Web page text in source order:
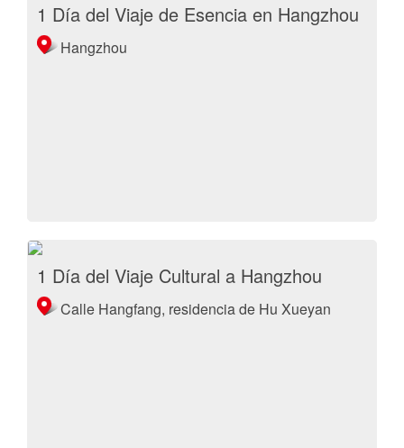
1 Día del Viaje de Esencia en Hangzhou
Hangzhou
1 Día del Viaje Cultural a Hangzhou
Calle Hangfang, residencia de Hu Xueyan